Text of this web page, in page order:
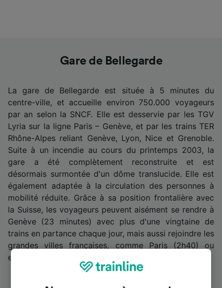
Gare de Bellegarde
La gare de Bellegarde est située à 5 minutes du
centre-ville, et accueille environ 750.000 voyageurs
par an selon la SNCF. Elle est desservie par les TGV
Lyria sur la ligne Paris – Genève, et par les trains TER
Rhône-Alpes reliant Genève, Lyon, Nice et Grenoble.
Suite à un incendie au cours du printemps 2003, la
gare a été complètement reconstruite et est
désormais surmontée d'un dôme translucide. Elle est
également adaptée à la circulation des personnes à
mobilité réduite. Grâce à sa position frontalière avec
la Suisse, les voyageurs peuvent aisément se rendre à
Genève (23 minutes) avec plus d'une vingtaine de
trains en partance chaque jour, mais aussi rejoindre les
grandes villes françaises, comme Paris (2h40) ou
encore Lyon (1h15).